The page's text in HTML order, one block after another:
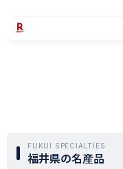
FUKUI SPECIALTIES
福井県の名産品